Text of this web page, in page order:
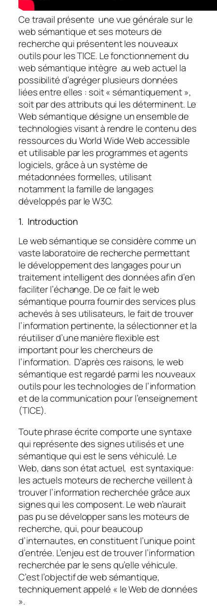
Cetravail présente une vue générale sur le
web sémantique et ses moteurs de
recherche qui présentent les nouveaux
outils pour les TICE. Le fonctionnement du
web sémantique intègre au web actuel la
possibilité d’agréger plusieurs données
liées entre elles : soit « sémantiquement »,
soit par des attributs qui les déterminent. Le
Web sémantique désigne un ensemble de
technologies visant à rendre le contenu des
ressources du World Wide Web accessible
et utilisable par les programmes et agents
logiciels, grâce à un système de
métadonnées formelles, utilisant
notamment la famille de langages
développés par le W3C.
1. Introduction
Le web sémantique se considère comme un
vaste laboratoire de recherche permettant
le développement des langages pour un
traitement intelligent des données afin d’en
faciliter l’échange. De ce fait le web
sémantique pourra fournir des services plus
achevés à ses utilisateurs, le fait de trouver
l’information pertinente, la sélectionner et la
réutiliser d’une manière flexible est
important pour les chercheurs de
l’information. D’après ces raisons, le web
sémantique est regardé parmi les nouveaux
outils pour les technologies de l’information
et de la communication pour l’enseignement
(TICE).
Toute phrase écrite comporte une syntaxe
qui représente des signes utilisés et une
sémantique qui est le sens véhiculé. Le
Web, dans son état actuel, est syntaxique:
les actuels moteurs de recherche veillent à
trouver l’information recherchée grâce aux
signes qui les composent. Le web n’aurait
pas pu se développer sans les moteurs de
recherche, qui, pour beaucoup
d’internautes, en constituent l’unique point
d’entrée. L’enjeu est de trouver l’information
recherchée par le sens qu’elle véhicule.
C’est l’objectif de web sémantique,
techniquement appelé « le Web de données
».